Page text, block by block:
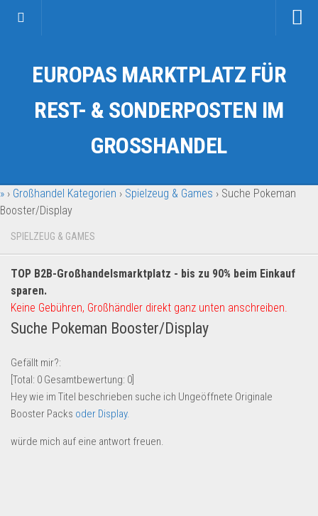
Kategorien
Auto & Motorrad
Fahrzeuge & Transport
Garten & Werkzeug
Geschäft, Büro & Schreibwaren
Geschenkartikel
Handy und Smartphone
Kosmetik & Pflege
Lebensmittel & Getränke
Multimedia & Elektro
Münzen
EUROPAS MARKTPLATZ FÜR
REST- & SONDERPOSTEN IM
GROSSHANDEL
» › Großhandel Kategorien › Spielzeug & Games › Suche Pokeman
Booster/Display
SPIELZEUG & GAMES
TOP B2B-Großhandelsmarktplatz - bis zu 90% beim Einkauf
sparen.
Keine Gebühren, Großhändler direkt ganz unten anschreiben.
Suche Pokeman Booster/Display
Gefällt mir?:
[Total: 0 Gesamtbewertung: 0
Hey wie im Titel beschrieben suche ich Ungeöffnete Originale
Booster Packs oder Display.
würde mich auf eine antwort freuen.